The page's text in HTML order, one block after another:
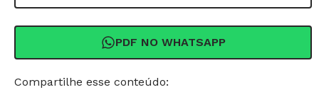
PDF NO WHATSAPP
Compartilhe esse conteúdo: